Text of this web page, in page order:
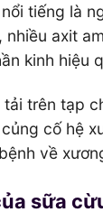
tiếng là
axit
kinh hiệu
trên tạp
cố hệ
về
sữa